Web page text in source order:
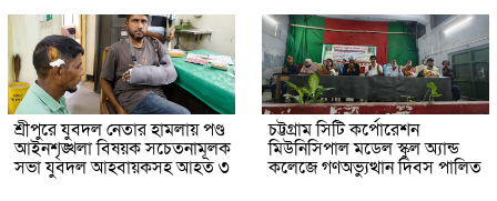
শ্রীপুরে যুবদল নেতার হামলায় পণ্ড
আইনশৃঙ্খলা বিষয়ক সচেতনামূলক
সভা যুবদল আহবায়কসহ আহত ৩
চট্টগ্রাম সিটি কর্পোরেশন
মিউনিসিপাল মডেল স্কুল অ্যান্ড
কলেজে গণঅভ্যুত্থান দিবস পালিত